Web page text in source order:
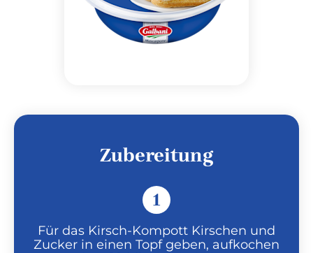
Zubereitung
1
Für das Kirsch-Kompott Kirschen und
Zucker in einen Topf geben, aufkochen